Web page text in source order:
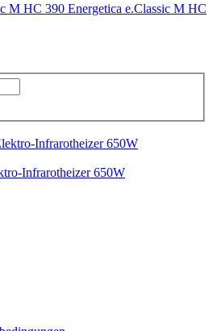
Energetica e.Classic M HC
Infrarotheizer 650W